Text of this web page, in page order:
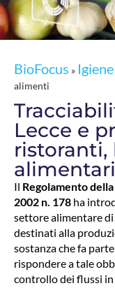
BioFocus »
alimenti
Lecce e
ristoranti,
alimentari
Il Regolamento
2002 n. 178 ha
settore alimentare
destinati alla
sostanza che fa
rispondere a tale
controllo dei flussi